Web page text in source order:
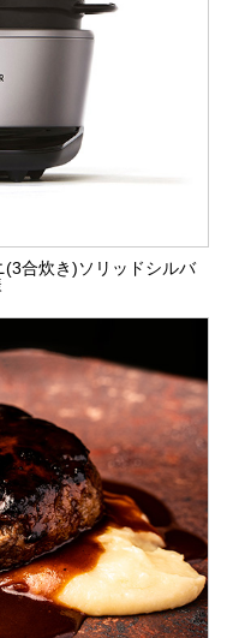
合炊き)ソリッドシルバ